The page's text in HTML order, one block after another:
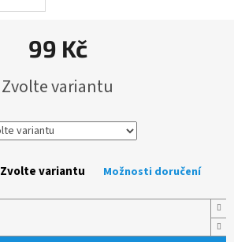
99 Kč
cena:
Zvolte variantu
Zvolte variantu Možnosti doručení